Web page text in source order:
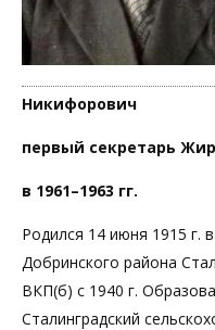
Никифорович
первый секретарь
в 1961–1963 гг.
Родился 14 июня 1915 г.
Добринского района
ВКП(б) с 1940 г.
Сталинградский